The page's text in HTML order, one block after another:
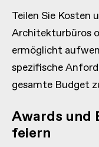
Teilen Sie Kosten
Architekturbüros
ermöglicht
spezifische
gesamte Budget
Awards und
feiern